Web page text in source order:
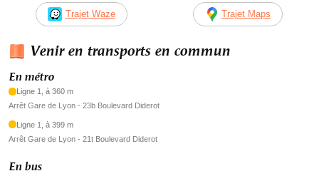
Trajet Waze Trajet Maps
Venir en transports en commun
En métro
Ligne 1, à 360 m
Arrêt Gare de Lyon - 23b Boulevard Diderot
Ligne 1, à 399 m
Arrêt Gare de Lyon - 21t Boulevard Diderot
En bus